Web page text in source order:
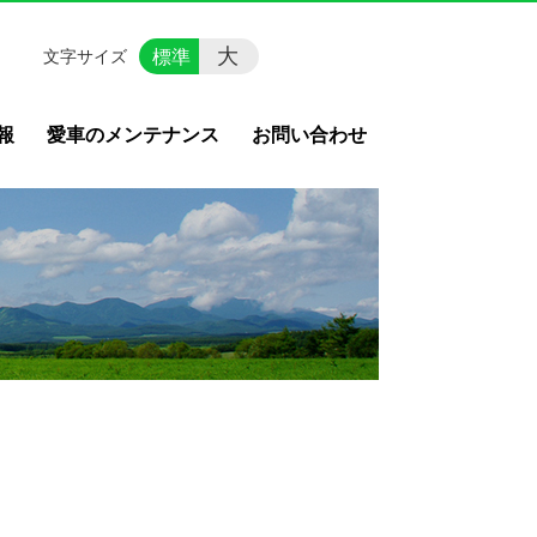
愛車のメンテナンス お問い合わせ
文字サイズ 標準 大